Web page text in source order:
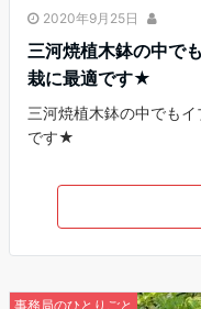
2020年9月25日
三河焼植木鉢の中で
栽に最適です★
三河焼植木鉢の中でも
です★
事務局のひとりごと